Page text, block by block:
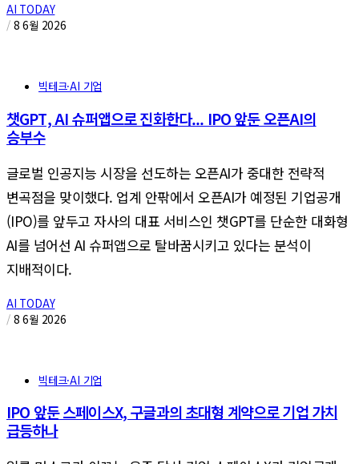
AI TODAY
/ 8 6월 2026
빅테크·AI 기업
챗GPT, AI 슈퍼앱으로 진화한다... IPO 앞둔 오픈AI의
승부수
글로벌 인공지능 시장을 선도하는 오픈AI가 중대한 전략적
변곡점을 맞이했다. 업계 안팎에서 오픈AI가 예정된 기업공개
(IPO)를 앞두고 자사의 대표 서비스인 챗GPT를 단순한 대화형
AI를 넘어선 AI 슈퍼앱으로 탈바꿈시키고 있다는 분석이
지배적이다.
AI TODAY
/ 8 6월 2026
빅테크·AI 기업
IPO 앞둔 스페이스X, 구글과의 초대형 계약으로 기업 가치
급등하나